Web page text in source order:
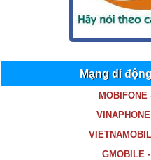
Mạng di
GMOBILE